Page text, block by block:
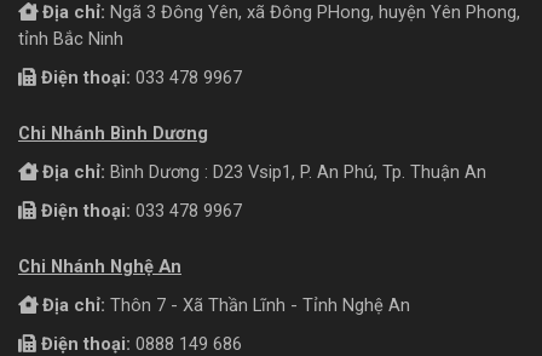
Địa chỉ: Ngã 3 Đông Yên, xã Đông PHong, huyện Yên Phong,
tỉnh Bắc Ninh
Điện thoại: 033 478 9967
Chi Nhánh Bình Dương
Địa chỉ: Bình Dương : D23 Vsip1, P. An Phú, Tp. Thuận An
Điện thoại: 033 478 9967
Chi Nhánh Nghệ An
Địa chỉ: Thôn 7 - Xã Thần Lĩnh - Tỉnh Nghệ An
Điện thoại: 0888 149 686